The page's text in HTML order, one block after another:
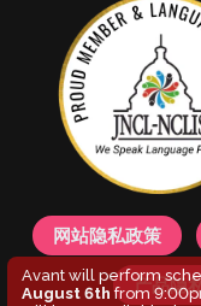
网站隐私政策
产品隐
Avant will perform
August 6th from